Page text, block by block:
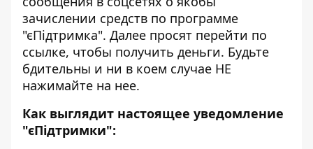
зачислении средств по программе
"єПідтримка". Далее просят перейти по
ссылке, чтобы получить деньги. Будьте
бдительны и ни в коем случае НЕ
нажимайте на нее.
Как выглядит настоящее уведомление
"єПідтримки":